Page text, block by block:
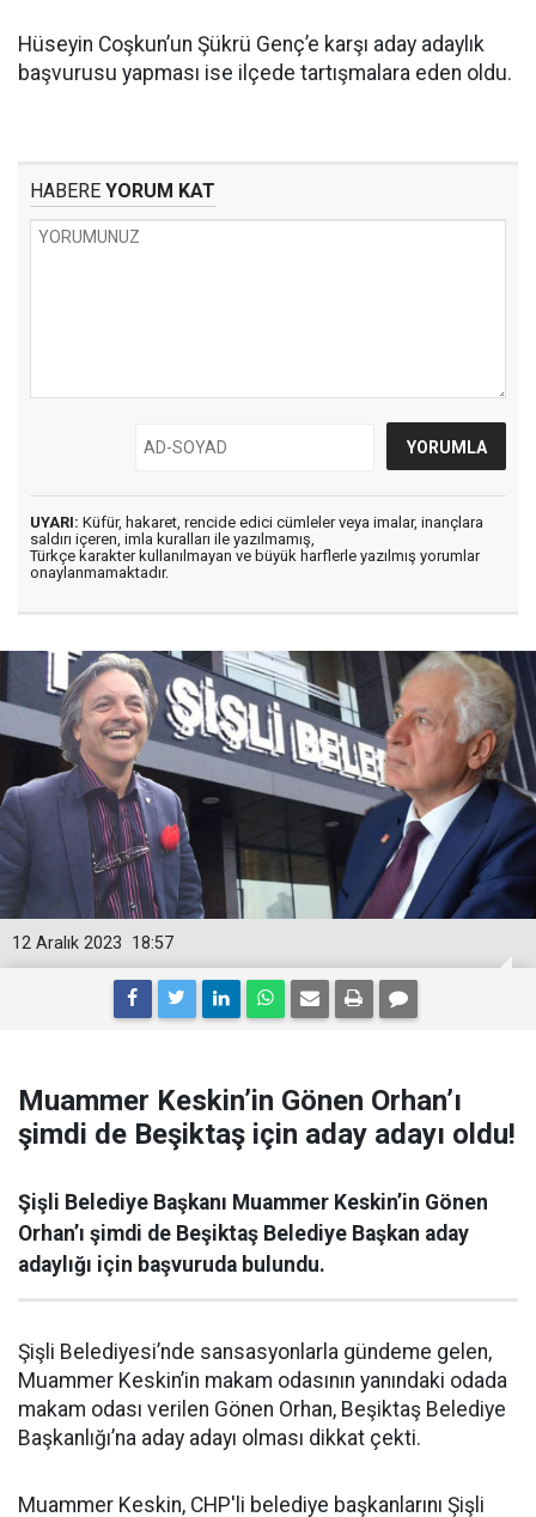
Hüseyin Coşkun’un Şükrü Genç’e karşı aday adaylık
başvurusu yapması ise ilçede tartışmalara eden oldu.
HABERE YORUM KAT
UYARI: Küfür, hakaret, rencide edici cümleler veya imalar, inançlara
saldırı içeren, imla kuralları ile yazılmamış,
Türkçe karakter kullanılmayan ve büyük harflerle yazılmış yorumlar
onaylanmamaktadır.
18:57
12 Aralık 2023
Muammer Keskin’in Gönen Orhan’ı
şimdi de Beşiktaş için aday adayı oldu!
Şişli Belediye Başkanı Muammer Keskin’in Gönen
Orhan’ı şimdi de Beşiktaş Belediye Başkan aday
adaylığı için başvuruda bulundu.
Şişli Belediyesi’nde sansasyonlarla gündeme gelen,
Muammer Keskin’in makam odasının yanındaki odada
makam odası verilen Gönen Orhan, Beşiktaş Belediye
Başkanlığı’na aday adayı olması dikkat çekti.
Muammer Keskin, CHP'li belediye başkanlarını Şişli